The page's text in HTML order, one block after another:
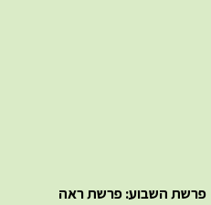
פרשת השבוע: פרשת ראה